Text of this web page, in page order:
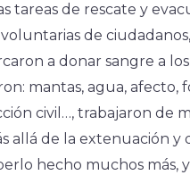
tareas de rescate y
de
a donar sangre a
mantas, agua, afecto,
civil…, trabajaron de
allá de la extenuación y
hecho muchos más,